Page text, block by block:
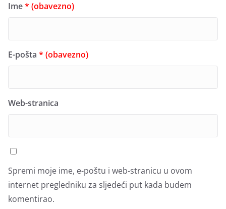
Ime* (obavezno)
E-pošta * (obavezno)
Web-stranica
Spremi moje ime, e-poštu i web-stranicu u ovom
internet pregledniku za sljedeći put kada budem
komentirao.